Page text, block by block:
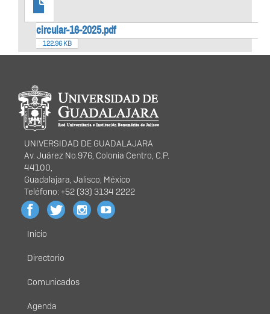
circular-16-2025.pdf
122.96 KB
Información del
portal
UNIVERSIDAD DE GUADALAJARA
Av. Juárez No.976, Colonia Centro, C.P.
44100,
Guadalajara, Jalisco, México
Teléfono: +52 (33) 3134 2222
Menú
principal
Inicio
Directorio
Comunicados
Agenda